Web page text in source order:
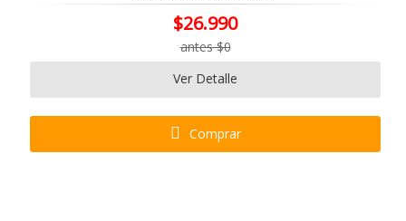
$26.990
antes $0
Ver Detalle
Comprar